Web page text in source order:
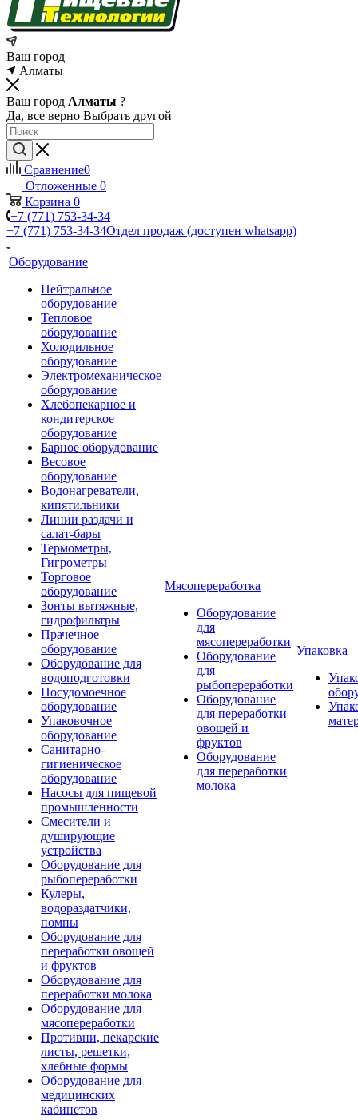
Ваш город
Алматы
Ваш город Алматы ?
Да, все верно Выбрать другой
Сравнение0
Отложенные 0
Корзина 0
+7 (771) 753-34-34
+7 (771) 753-34-34Отдел продаж (доступен whatsapp)
Оборудование
Нейтральное
оборудование
Тепловое
оборудование
Холодильное
оборудование
Электромеханическое
оборудование
Хлебопекарное и
кондитерское
оборудование
Барное оборудование
Весовое
оборудование
Водонагреватели,
кипятильники
Линии раздачи и
салат-бары
Термометры,
Гигрометры
Торговое
оборудование
Зонты вытяжные,
гидрофильтры
Прачечное
оборудование
Оборудование для
водоподготовки
Посудомоечное
оборудование
Упаковочное
оборудование
Санитарно-
гигиеническое
оборудование
Насосы для пищевой
промышленности
Смесители и
душирующие
устройства
Оборудование для
рыбопереработки
Кулеры,
водораздатчики,
помпы
Оборудование для
переработки овощей
и фруктов
Оборудование для
переработки молока
Оборудование для
мясопереработки
Противни, пекарские
листы, решетки,
хлебные формы
Оборудование для
медицинских
кабинетов
Мясопереработка
Оборудование
для
мясопереработки
Оборудование
для
рыбопереработки
Оборудование
для переработки
овощей и
фруктов
Оборудование
для переработки
молока
Упаковка